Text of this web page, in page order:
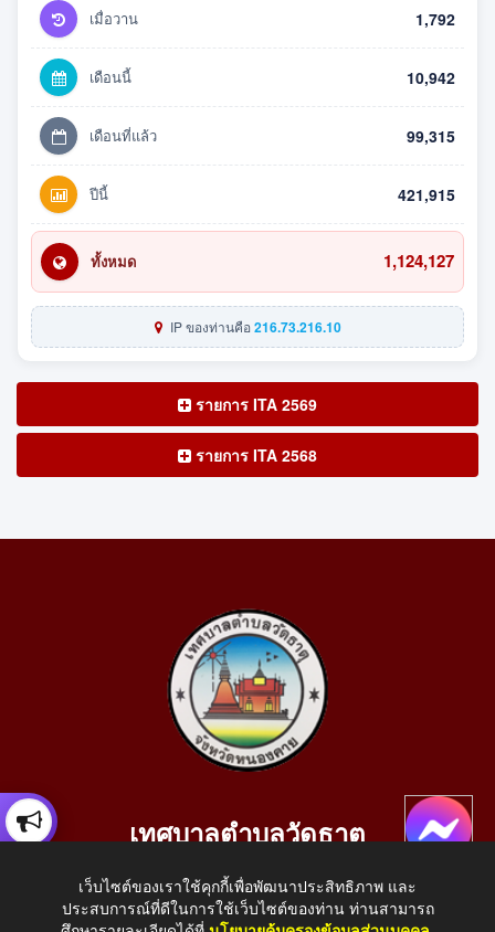
เมื่อวาน 1,792
เดือนนี้ 10,942
เดือนที่แล้ว 99,315
ปีนี้ 421,915
ทั้งหมด 1,124,127
IP ของท่านคือ216.73.216.10
รายการ ITA 2569
รายการ ITA 2568
เทศบาลตำบลวัดธาตุ
อ.เมือง จ.หนองคาย 43000
โทรศัพท์: 042-414758 โทรสาร: 042-414759
เว็บไซต์ของเราใช้คุกกี้เพื่อพัฒนาประสิทธิภาพ และ
ประสบการณ์ที่ดีในการใช้เว็บไซต์ของท่าน ท่านสามารถ